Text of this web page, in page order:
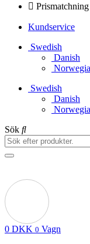
Prismatchning
Kundservice
Swedish
Danish
Swedish
Danish
Sök
0 DKK 0 Vagn